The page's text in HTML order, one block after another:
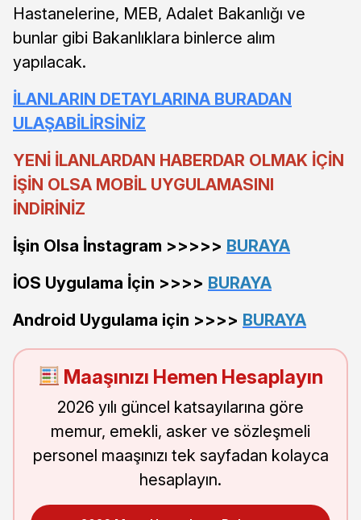
Hastanelerine, MEB, Adalet Bakanlığı ve
bunlar gibi Bakanlıklara binlerce alım
yapılacak.
İLANLARIN DETAYLARINA BURADAN
ULAŞABİLİRSİNİZ
YENİ İLANLARDAN HABERDAR OLMAK İÇİN
İŞİN OLSA MOBİL UYGULAMASINI
İNDİRİNİZ
İşin Olsa İnstagram >>>>> BURAYA
İOS Uygulama İçin >>>> BURAYA
Android Uygulama için >>>> BURAYA
Maaşınızı Hemen Hesaplayın
2026 yılı güncel katsayılarına göre
memur, emekli, asker ve sözleşmeli
personel maaşınızı tek sayfadan kolayca
hesaplayın.